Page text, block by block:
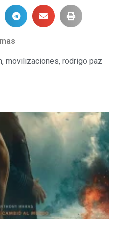
, movilizaciones, rodrigo paz